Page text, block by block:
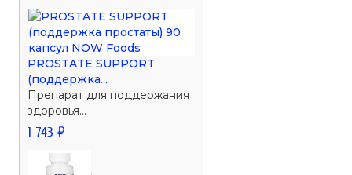
PROSTATE SUPPORT
(поддержка...
Препарат для поддержания
здоровья...
1 743 ₽